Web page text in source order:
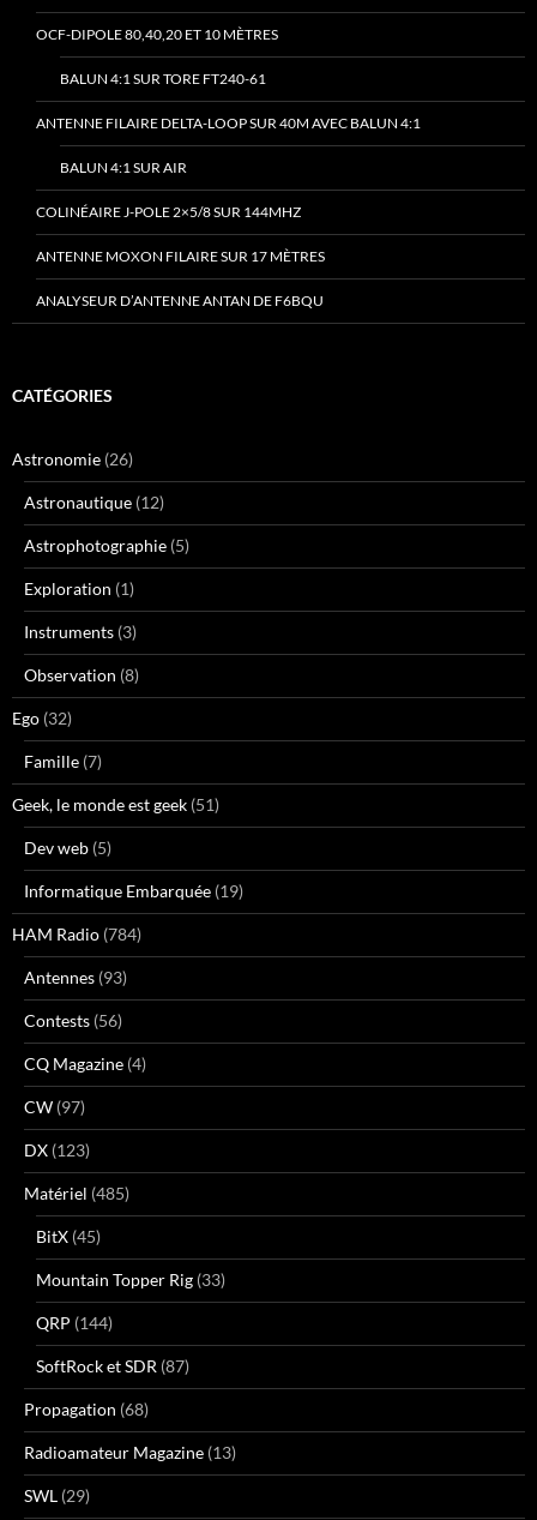
OCF-DIPOLE 80,40,20 ET 10 MÈTRES
BALUN 4:1 SUR TORE FT240-61
ANTENNE FILAIRE DELTA-LOOP SUR 40M AVEC BALUN 4:1
BALUN 4:1 SUR AIR
COLINÉAIRE J-POLE 2×5/8 SUR 144MHZ
ANTENNE MOXON FILAIRE SUR 17 MÈTRES
ANALYSEUR D’ANTENNE ANTAN DE F6BQU
CATÉGORIES
Astronomie (26)
Astronautique (12)
Astrophotographie (5)
Exploration (1)
Instruments (3)
Observation (8)
Ego (32)
Famille (7)
Geek, le monde est geek (51)
Dev web (5)
Informatique Embarquée (19)
HAM Radio (784)
Antennes (93)
Contests (56)
CQ Magazine (4)
CW (97)
DX (123)
Matériel (485)
BitX (45)
Mountain Topper Rig (33)
QRP (144)
SoftRock et SDR (87)
Propagation (68)
Radioamateur Magazine (13)
SWL (29)